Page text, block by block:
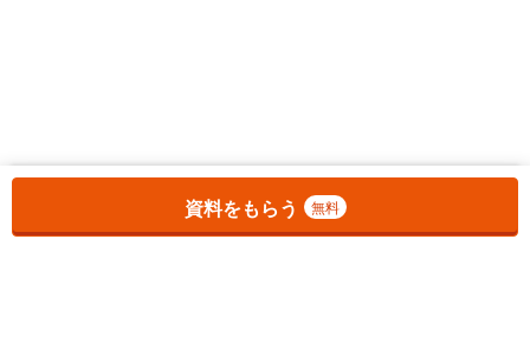
お気に入りに追加しました。
資料をもらう 無料